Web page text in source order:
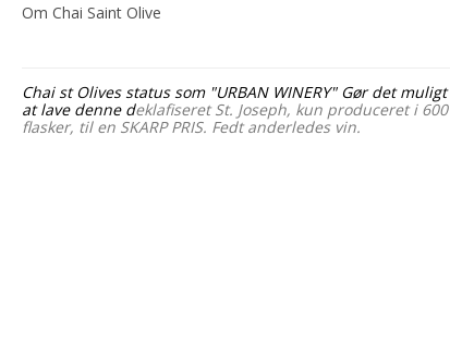
Om Chai Saint Olive
Chai st Olives status som "URBAN WINERY" Gør det muligt
at lave denne deklafiseret St. Joseph, kun produceret i 600
flasker, til en SKARP PRIS. Fedt anderledes vin.